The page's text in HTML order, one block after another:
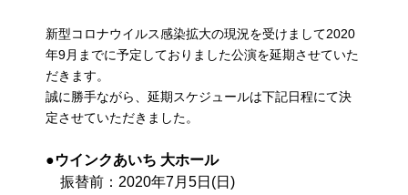
新型コロナウイルス感染拡大の現況を受けまして2020
年9月までに予定しておりました公演を延期させていた
だきます。
誠に勝手ながら、延期スケジュールは下記日程にて決
定させていただきました。
●ウインクあいち 大ホール
振替前：2020年7月5日(日)